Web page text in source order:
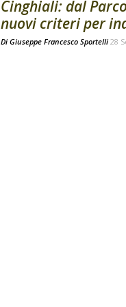
Cinghiali: dal
nuovi criteri per
Di Giuseppe Francesco Sportelli 28